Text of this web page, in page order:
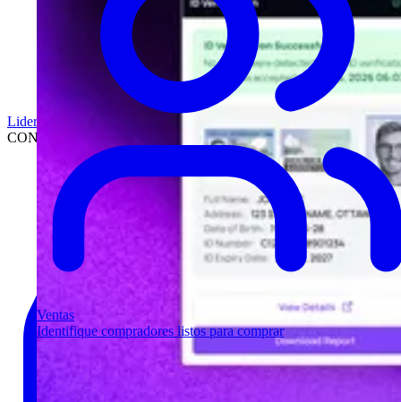
Ventas
Identifique compradores listos para comprar
Liderazgo
CONCESIONARIOS